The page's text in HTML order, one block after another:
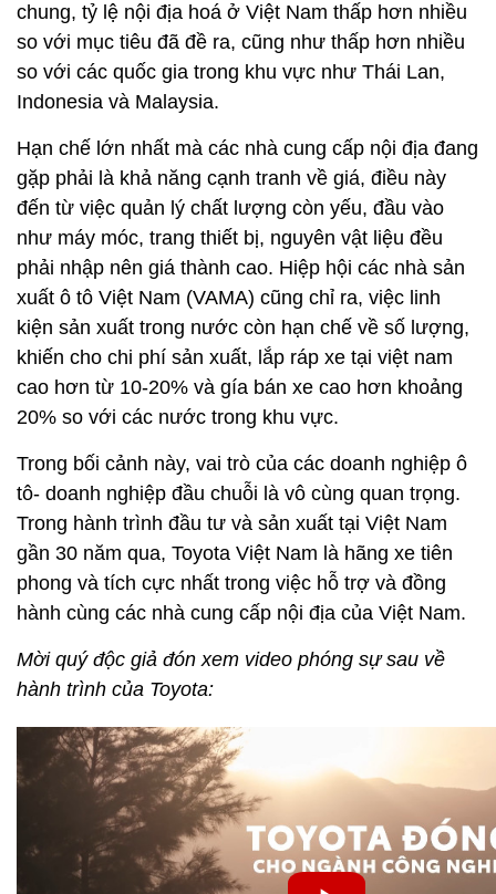
chung, tỷ lệ nội địa hoá ở Việt Nam thấp hơn nhiều
so với mục tiêu đã đề ra, cũng như thấp hơn nhiều
so với các quốc gia trong khu vực như Thái Lan,
Indonesia và Malaysia.
Hạn chế lớn nhất mà các nhà cung cấp nội địa đang
gặp phải là khả năng cạnh tranh về giá, điều này
đến từ việc quản lý chất lượng còn yếu, đầu vào
như máy móc, trang thiết bị, nguyên vật liệu đều
phải nhập nên giá thành cao. Hiệp hội các nhà sản
xuất ô tô Việt Nam (VAMA) cũng chỉ ra, việc linh
kiện sản xuất trong nước còn hạn chế về số lượng,
khiến cho chi phí sản xuất, lắp ráp xe tại việt nam
cao hơn từ 10-20% và gía bán xe cao hơn khoảng
20% so với các nước trong khu vực.
Trong bối cảnh này, vai trò của các doanh nghiệp ô
tô- doanh nghiệp đầu chuỗi là vô cùng quan trọng.
Trong hành trình đầu tư và sản xuất tại Việt Nam
gần 30 năm qua, Toyota Việt Nam là hãng xe tiên
phong và tích cực nhất trong việc hỗ trợ và đồng
hành cùng các nhà cung cấp nội địa của Việt Nam.
Mời quý độc giả đón xem video phóng sự sau về
hành trình của Toyota: